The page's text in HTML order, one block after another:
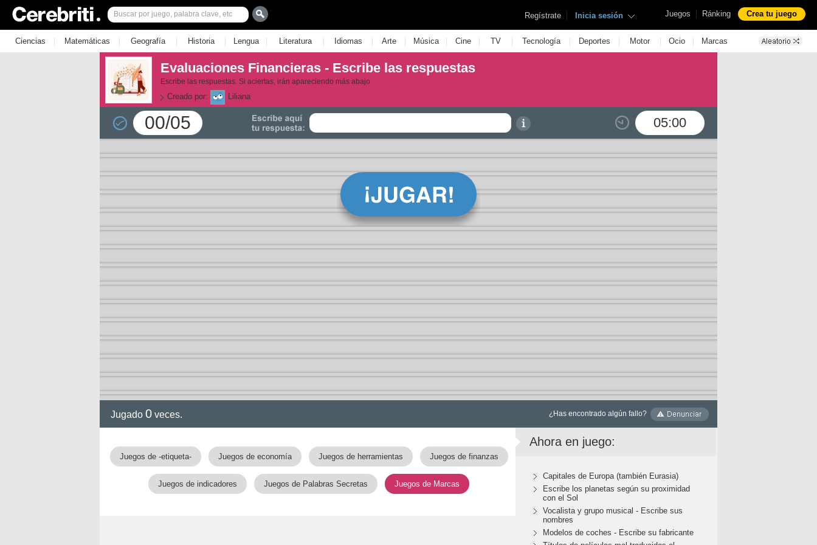
Juegos | Ránking Crea tu juego
Regístrate | Inicia sesión
Ciencias | Matemáticas | Geografía | Historia | Lengua | Literatura | Idiomas | Arte | Música | Cine | TV | Tecnología | Deportes | Motor | Ocio | Marcas
Evaluaciones Financieras - Escribe las respuestas
Escribe las respuestas. Si aciertas, irán apareciendo más abajo
Creado por: Liliana
00/05 05:00
Jugado 0 veces. ¿Has encontrado algún fallo?
Juegos de -etiqueta- Juegos de economía Juegos de herramientas Juegos de finanzas
Juegos de indicadores Juegos de Palabras Secretas Juegos de Marcas
Ahora en juego:
Capitales de Europa (también Eurasia)
Escribe los planetas según su proximidad
con el Sol
Vocalista y grupo musical - Escribe sus
nombres
Modelos de coches - Escribe su fabricante